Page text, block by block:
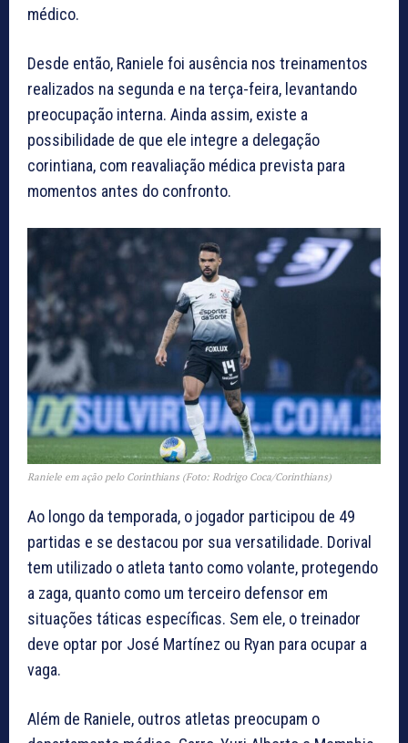
médico.
Desde então, Raniele foi ausência nos treinamentos
realizados na segunda e na terça-feira, levantando
preocupação interna. Ainda assim, existe a
possibilidade de que ele integre a delegação
corintiana, com reavaliação médica prevista para
momentos antes do confronto.
Raniele em ação pelo Corinthians (Foto: Rodrigo Coca/Corinthians)
Ao longo da temporada, o jogador participou de 49
partidas e se destacou por sua versatilidade. Dorival
tem utilizado o atleta tanto como volante, protegendo
a zaga, quanto como um terceiro defensor em
situações táticas específicas. Sem ele, o treinador
deve optar por José Martínez ou Ryan para ocupar a
vaga.
Além de Raniele, outros atletas preocupam o